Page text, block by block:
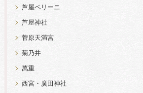
芦屋ベリーニ
芦屋神社
菅原天満宮
菊乃井
萬重
西宮・廣田神社